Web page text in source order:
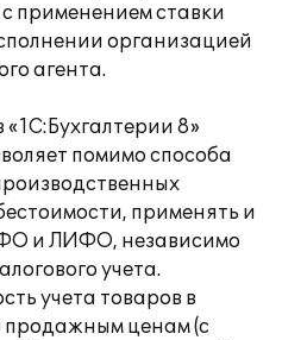
применением ставки
организацией
агента.
8»
помимо способа
применять и
и ЛИФО, независимо
учета.
учета товаров в
продажным ценам (с